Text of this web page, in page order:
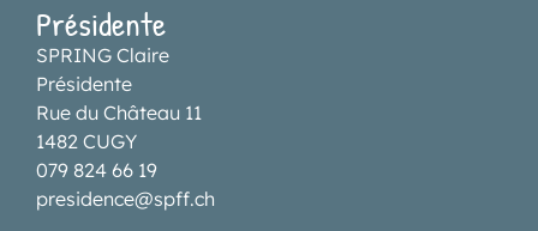
Présidente
SPRING Claire
Présidente
Rue du Château 11
1482 CUGY
079 824 66 19
presidence@spff.ch